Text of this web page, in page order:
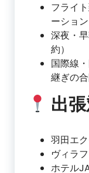
フライ
ーション
深夜・
約）
国際線
継ぎの
出
羽田エ
ヴィラ
ホテル